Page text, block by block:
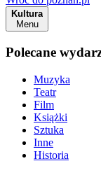
Kultura
Menu
Polecane
Muzyka
Teatr
Film
Książki
Sztuka
Inne
Historia